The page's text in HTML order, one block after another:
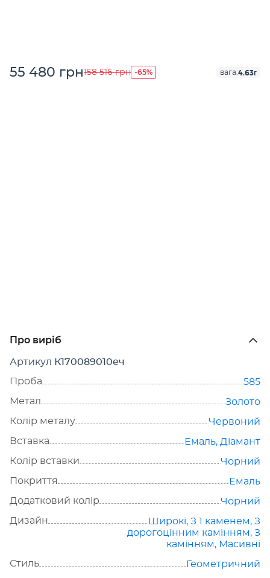
Про виріб
Артикул К170089010еч
Проба
585
Метал
Золото
Колір металу
Червоний
Вставка
Емаль, Діамант
Колір вставки
Чорний
Покриття
Емаль
Додатковий колір
Чорний
Дизайн
Широкі, З 1 каменем, З
дорогоцінним камінням, З
камінням, Масивні
Стиль
Геометричний
55 480 грн158 516 грн -65% вага:4.63г